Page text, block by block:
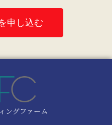
申し込む
ングファーム